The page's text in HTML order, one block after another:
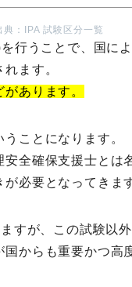
典：IPA 試験区分一覧
行うことで、国に
ます。
あります。
ことになります。
全確保支援士とは
必要となってきま
すが、この試験以
からも重要かつ高